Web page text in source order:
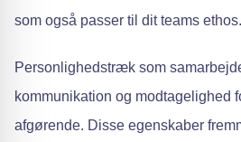
som også passer til dit teams ethos.
Personlighedstræk som
kommunikation og modtagelighed
afgørende. Disse egenskaber